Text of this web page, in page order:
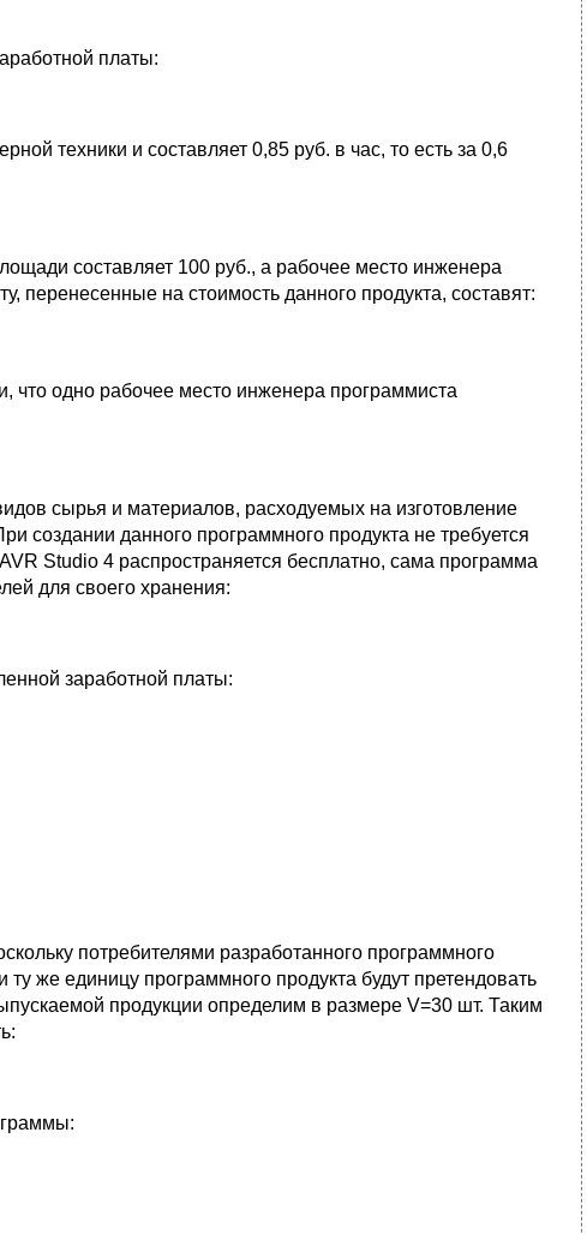
платы:
техники и составляет 0,85 руб. в час, то есть за 0,6
составляет 100 руб., а рабочее место инженера
перенесенные на стоимость данного продукта, составят:
что одно рабочее место инженера программиста
сырья и материалов, расходуемых на изготовление
создании данного программного продукта не требуется
Studio 4 распространяется бесплатно, сама программа
для своего хранения:
заработной платы:
потребителями разработанного программного
же единицу программного продукта будут претендовать
продукции определим в размере V=30 шт. Таким